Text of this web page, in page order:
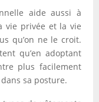
aide aussi à
vie privée et la vie
qu’on ne le croit.
qu’en adoptant
plus facilement
sa posture.